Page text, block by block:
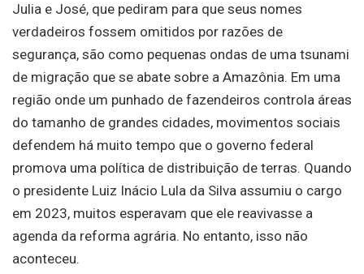
Julia e José, que pediram para que seus nomes
verdadeiros fossem omitidos por razões de
segurança, são como pequenas ondas de uma tsunami
de migração que se abate sobre a Amazônia. Em uma
região onde um punhado de fazendeiros controla áreas
do tamanho de grandes cidades, movimentos sociais
defendem há muito tempo que o governo federal
promova uma política de distribuição de terras. Quando
o presidente Luiz Inácio Lula da Silva assumiu o cargo
em 2023, muitos esperavam que ele reavivasse a
agenda da reforma agrária. No entanto, isso não
aconteceu.